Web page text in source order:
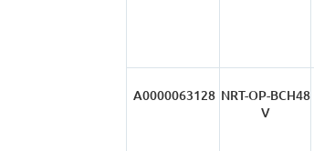
А0000063128 NRT-OP-BCH48
V